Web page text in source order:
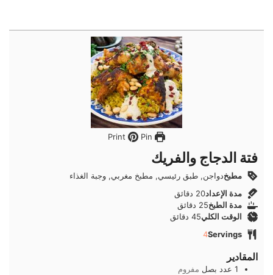
Pin
فتة الدجاج والفريك
مطبخدواجن, طبق رئيسي, مطبخ مغربي, وجبة الغذاء
مدة الإعداد20 دقائق
دقائق
مدة الطبخ25 دقائق
دقائق
الوقت الكلي45دقائق
دقائق
Servings
4
المقادير
1 عدد بصل مفروم